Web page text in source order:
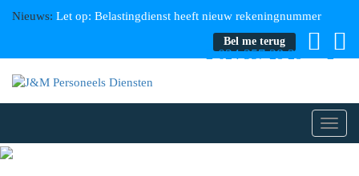
Nieuws: Let op: Belastingdienst heeft nieuw rekeningnummer
Bel me terug
024 357 28 28